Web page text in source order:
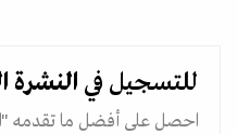
للتسجيل في النشرة
احصل على أفضل ما تقدمه